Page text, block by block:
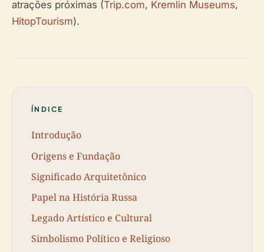
atrações próximas (Trip.com, Kremlin Museums,
HitopTourism).
ÍNDICE
Introdução
Origens e Fundação
Significado Arquitetônico
Papel na História Russa
Legado Artístico e Cultural
Simbolismo Político e Religioso